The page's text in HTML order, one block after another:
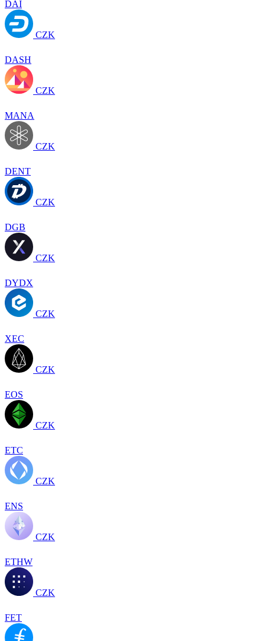
DAI
CZK
DASH
CZK
MANA
CZK
DENT
CZK
DGB
CZK
DYDX
CZK
XEC
CZK
EOS
CZK
ETC
CZK
ENS
CZK
ETHW
CZK
FET